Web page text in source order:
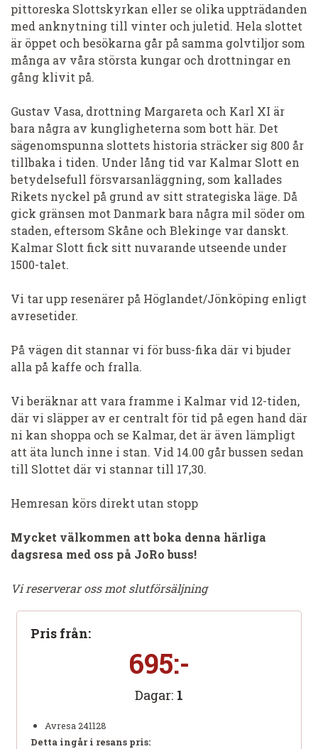
pittoreska Slottskyrkan eller se olika uppträdanden
med anknytning till vinter och juletid. Hela slottet
är öppet och besökarna går på samma golvtiljor som
många av våra största kungar och drottningar en
gång klivit på.
Gustav Vasa, drottning Margareta och Karl XI är
bara några av kungligheterna som bott här. Det
sägenomspunna slottets historia sträcker sig 800 år
tillbaka i tiden. Under lång tid var Kalmar Slott en
betydelsefull försvarsanläggning, som kallades
Rikets nyckel på grund av sitt strategiska läge. Då
gick gränsen mot Danmark bara några mil söder om
staden, eftersom Skåne och Blekinge var danskt.
Kalmar Slott fick sitt nuvarande utseende under
1500-talet.
Vi tar upp resenärer på Höglandet/Jönköping enligt
avresetider.
På vägen dit stannar vi för buss-fika där vi bjuder
alla på kaffe och fralla.
Vi beräknar att vara framme i Kalmar vid 12-tiden,
där vi släpper av er centralt för tid på egen hand där
ni kan shoppa och se Kalmar, det är även lämpligt
att äta lunch inne i stan. Vid 14.00 går bussen sedan
till Slottet där vi stannar till 17,30.
Hemresan körs direkt utan stopp
Mycket välkommen att boka denna härliga
dagsresa med oss på JoRo buss!
Vi reserverar oss mot slutförsäljning
Pris från:
695:-
Dagar: 1
Avresa 241128
Detta ingår i resans pris: